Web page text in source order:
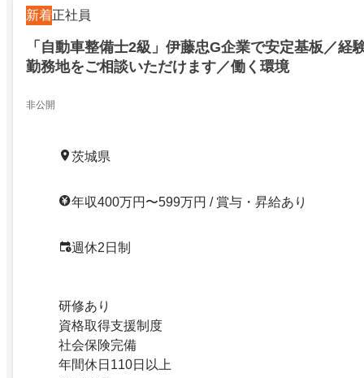
新着正社員
「自動車整備士2級」伊藤忠G企業で安定基板／経
勤務地をご相談いただけます／働く環境
非公開
茨城県
年収400万円〜599万円 / 賞与・昇給あり
週休2日制
研修あり
資格取得支援制度
社会保険完備
年間休日110日以上